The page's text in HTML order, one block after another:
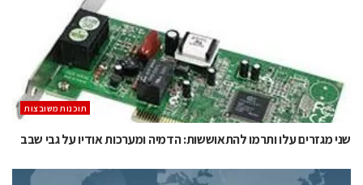
‫תוכנות משובצות‬
שני מגזרים עלו ותרמו להתאוששות: הדמיה ומערכות אודיו על גבי שבב